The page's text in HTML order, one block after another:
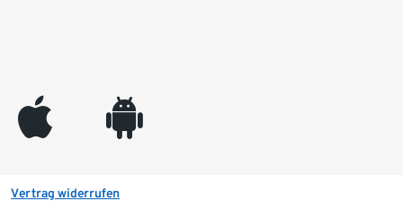
appleinc android
Vertrag widerrufen